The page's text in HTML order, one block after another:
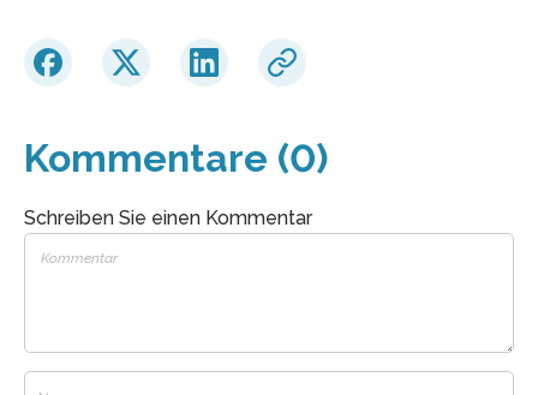
Kommentare (0)
Schreiben Sie einen Kommentar